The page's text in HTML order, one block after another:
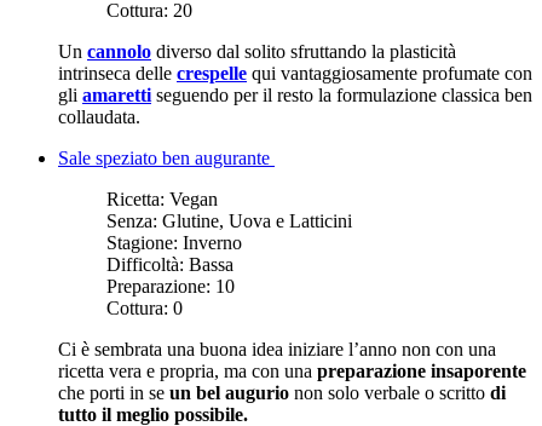
Cottura: 20
Un cannolo diverso dal solito sfruttando la plasticità
intrinseca delle crespelle qui vantaggiosamente profumate con
gli amaretti seguendo per il resto la formulazione classica ben
collaudata.
Sale speziato ben augurante
Ricetta: Vegan
Senza: Glutine, Uova e Latticini
Stagione: Inverno
Difficoltà: Bassa
Preparazione: 10
Cottura: 0
Ci è sembrata una buona idea iniziare l’anno non con una
ricetta vera e propria, ma con una preparazione insaporente
che porti in se un bel augurio non solo verbale o scritto di
tutto il meglio possibile.